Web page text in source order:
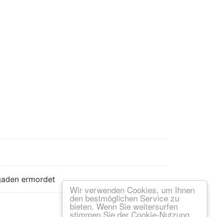
Wir verwenden Cookies, um Ihnen
den bestmöglichen Service zu
bieten. Wenn Sie weitersurfen
stimmen Sie der Cookie-Nutzung
ermordet